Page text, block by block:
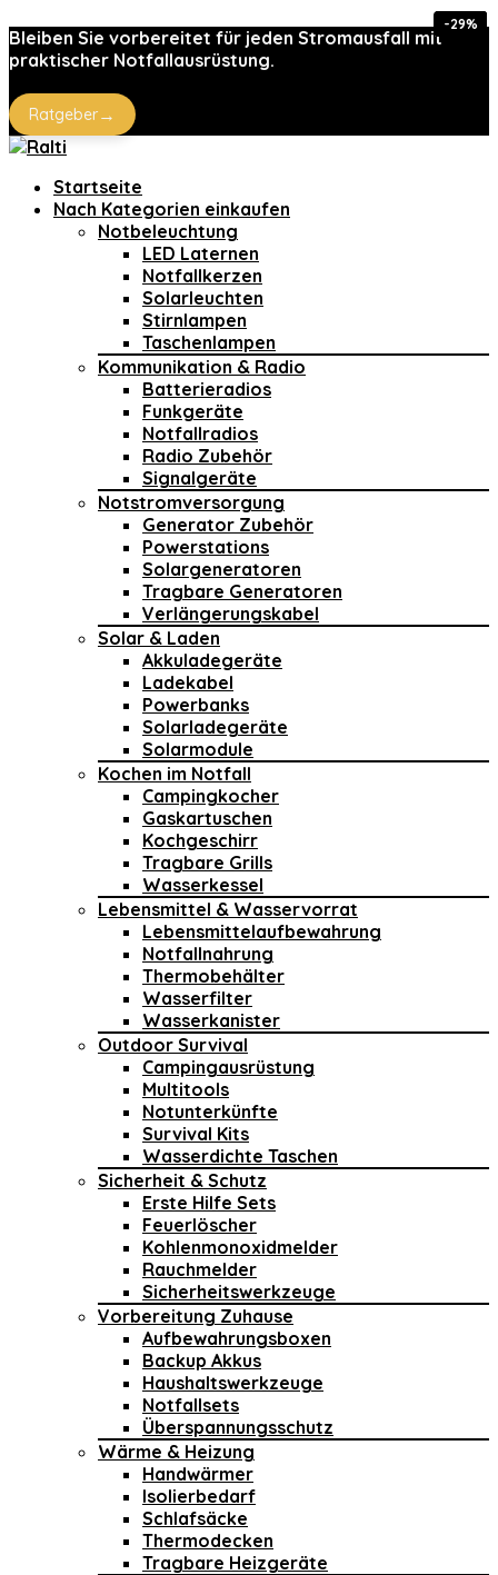
Bleiben Sie vorbereitet für jeden Stromausfall mit
praktischer Notfallausrüstung.
Ratgeber→
Startseite
Nach Kategorien einkaufen
Notbeleuchtung
LED Laternen
Notfallkerzen
Solarleuchten
Stirnlampen
Taschenlampen
Kommunikation & Radio
Batterieradios
Funkgeräte
Notfallradios
Radio Zubehör
Signalgeräte
Notstromversorgung
Generator Zubehör
Powerstations
Solargeneratoren
Tragbare Generatoren
Verlängerungskabel
Solar & Laden
Akkuladegeräte
Ladekabel
Powerbanks
Solarladegeräte
Solarmodule
Kochen im Notfall
Campingkocher
Gaskartuschen
Kochgeschirr
Tragbare Grills
Wasserkessel
Lebensmittel & Wasservorrat
Lebensmittelaufbewahrung
Notfallnahrung
Thermobehälter
Wasserfilter
Wasserkanister
Outdoor Survival
Campingausrüstung
Multitools
Notunterkünfte
Survival Kits
Wasserdichte Taschen
Sicherheit & Schutz
Erste Hilfe Sets
Feuerlöscher
Kohlenmonoxidmelder
Rauchmelder
Sicherheitswerkzeuge
Vorbereitung Zuhause
Aufbewahrungsboxen
Backup Akkus
Haushaltswerkzeuge
Notfallsets
Überspannungsschutz
Wärme & Heizung
Handwärmer
Isolierbedarf
Schlafsäcke
Thermodecken
Tragbare Heizgeräte
-25%
-25%
-20%
-29%
-29%